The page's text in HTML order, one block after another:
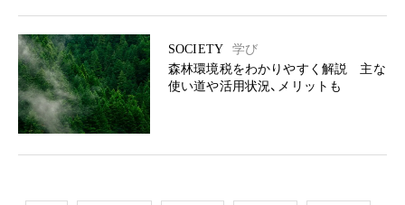
SOCIETY
学び
森林環境税をわかりやすく解説 主な
使い道や活用状況、メリットも